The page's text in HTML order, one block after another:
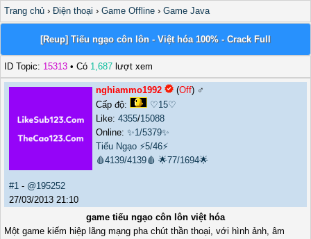
Trang chủ › Điện thoại › Game Offline › Game Java
[Reup] Tiếu ngạo côn lôn - Việt hóa 100% - Crack Full
ID Topic: 15313 • Có 1,687 lượt xem
nghiammo1992 (Off) ♂️
Cấp độ:
♡15♡
Like: 4355/15088
Online: ✨1/5379✨
Tiếu Ngạo ⚡5/46⚡
🩸4139/4139🩸 🌟77/1694🌟
#1 - @195252
27/03/2013 21:10
game tiếu ngạo côn lôn việt hóa
Một game kiếm hiệp lãng mạng pha chút thần thoại, với hình ảnh, âm